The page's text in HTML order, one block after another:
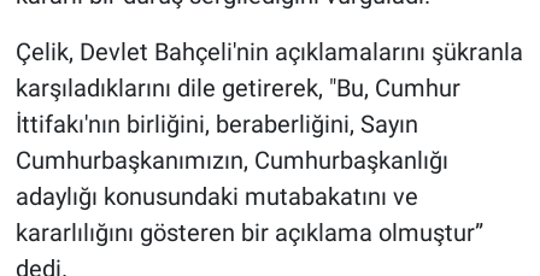
Çelik, Devlet Bahçeli'nin açıklamalarını şükranla
karşıladıklarını dile getirerek, "Bu, Cumhur
İttifakı'nın birliğini, beraberliğini, Sayın
Cumhurbaşkanımızın, Cumhurbaşkanlığı
adaylığı konusundaki mutabakatını ve
kararlılığını gösteren bir açıklama olmuştur”
dedi.